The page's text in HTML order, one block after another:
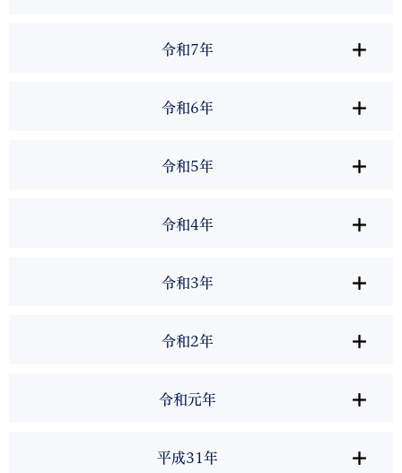
令和7年
令和6年
令和5年
令和4年
令和3年
令和2年
令和元年
平成31年